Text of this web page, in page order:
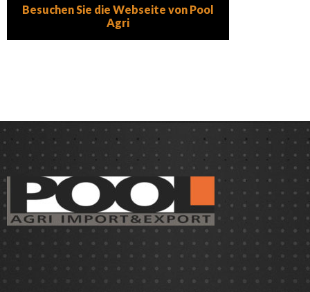
Besuchen Sie die Webseite von Pool
Agri